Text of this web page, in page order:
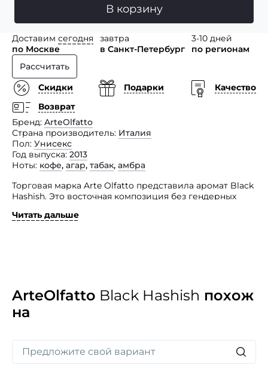
В корзину
Доставим сегодня
по Москве
завтра
в Санкт-Петербург
3-10 дней
по регионам
Рассчитать
Скидки
Подарки
Качество
Возврат
Бренд ArteOlfatto
Страна производитель Италия
Пол Унисекс
Год выпуска 2013
Ноты кофе, агар, табак, амбра
Торговая марка Arte Olfatto представила аромат Black
Hashish. Это восточная композиция без гендерных
парфюмерных гурманов.
души.
Читать дальше
ArteOlfatto Black Hashish похож
на